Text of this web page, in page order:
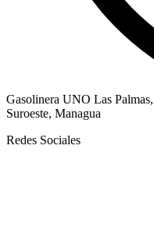
Gasolinera UNO Las
Suroeste, Managua
Redes Sociales